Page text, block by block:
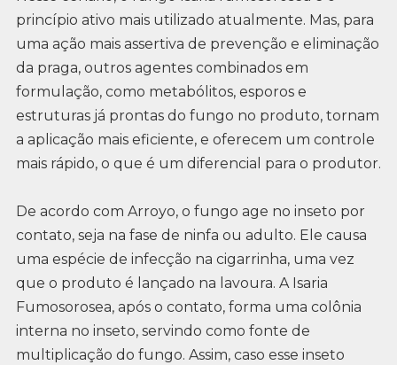
princípio ativo mais utilizado atualmente. Mas, para
uma ação mais assertiva de prevenção e eliminação
da praga, outros agentes combinados em
formulação, como metabólitos, esporos e
estruturas já prontas do fungo no produto, tornam
a aplicação mais eficiente, e oferecem um controle
mais rápido, o que é um diferencial para o produtor.
De acordo com Arroyo, o fungo age no inseto por
contato, seja na fase de ninfa ou adulto. Ele causa
uma espécie de infecção na cigarrinha, uma vez
que o produto é lançado na lavoura. A Isaria
Fumosorosea, após o contato, forma uma colônia
interna no inseto, servindo como fonte de
multiplicação do fungo. Assim, caso esse inseto